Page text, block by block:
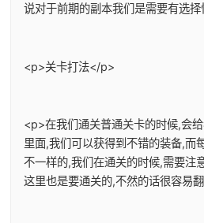
说对于前期的副本我们是需要有选
<p>关卡打法</p>
<p>在我们通关普通关卡的时候,会
里面,我们可以获得到不错的装备,而
不一样的,我们在通关的时候,需要注
这里也是要通关的,不然的话很容易